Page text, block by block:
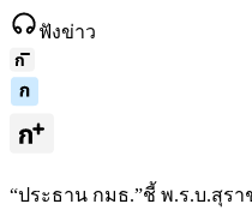
ฟังข่าว
“ประธาน กมธ.”ชี้ พ.ร.บ.สุร